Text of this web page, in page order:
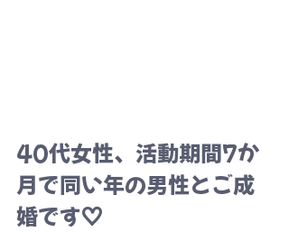
40代女性、活動期間7か
月で同い年の男性とご成
婚です♡